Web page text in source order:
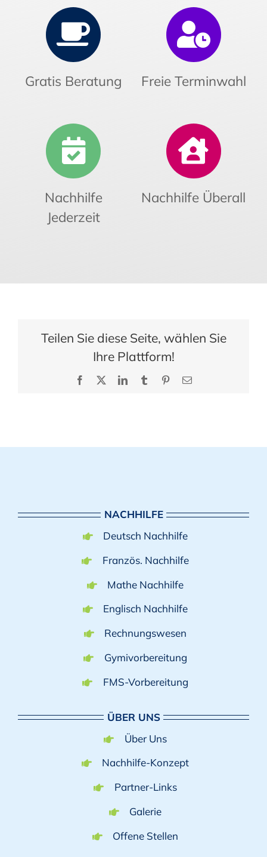
Gratis Beratung
Nachhilfe
Jederzeit
Freie Terminwahl
Nachhilfe Überall
Teilen Sie diese Seite, wählen Sie
Ihre Plattform!
Facebook LinkedInTumblr Pinterest
E-
NACHHILFE
Deutsch Nachhilfe
Französ. Nachhilfe
Mathe Nachhilfe
Englisch Nachhilfe
Rechnungswesen
Gymivorbereitung
FMS-Vorbereitung
ÜBER UNS
Über Uns
Nachhilfe-Konzept
Partner-Links
Galerie
Offene Stellen